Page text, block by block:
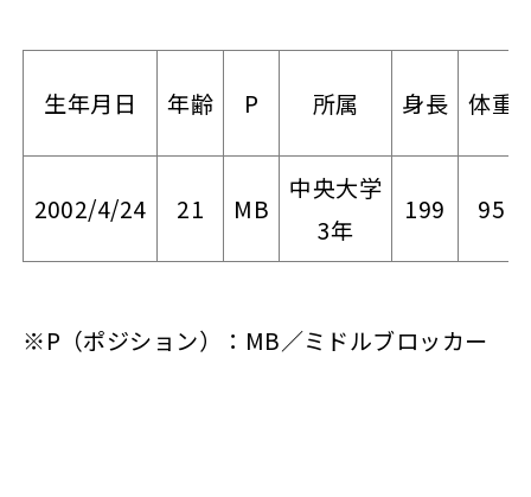
生年月日 年齢 P 所属 身長 体重
2002/4/24 21 MB
中央大学
3年
199 95
※P（ポジション）：MB／ミドルブロッカー